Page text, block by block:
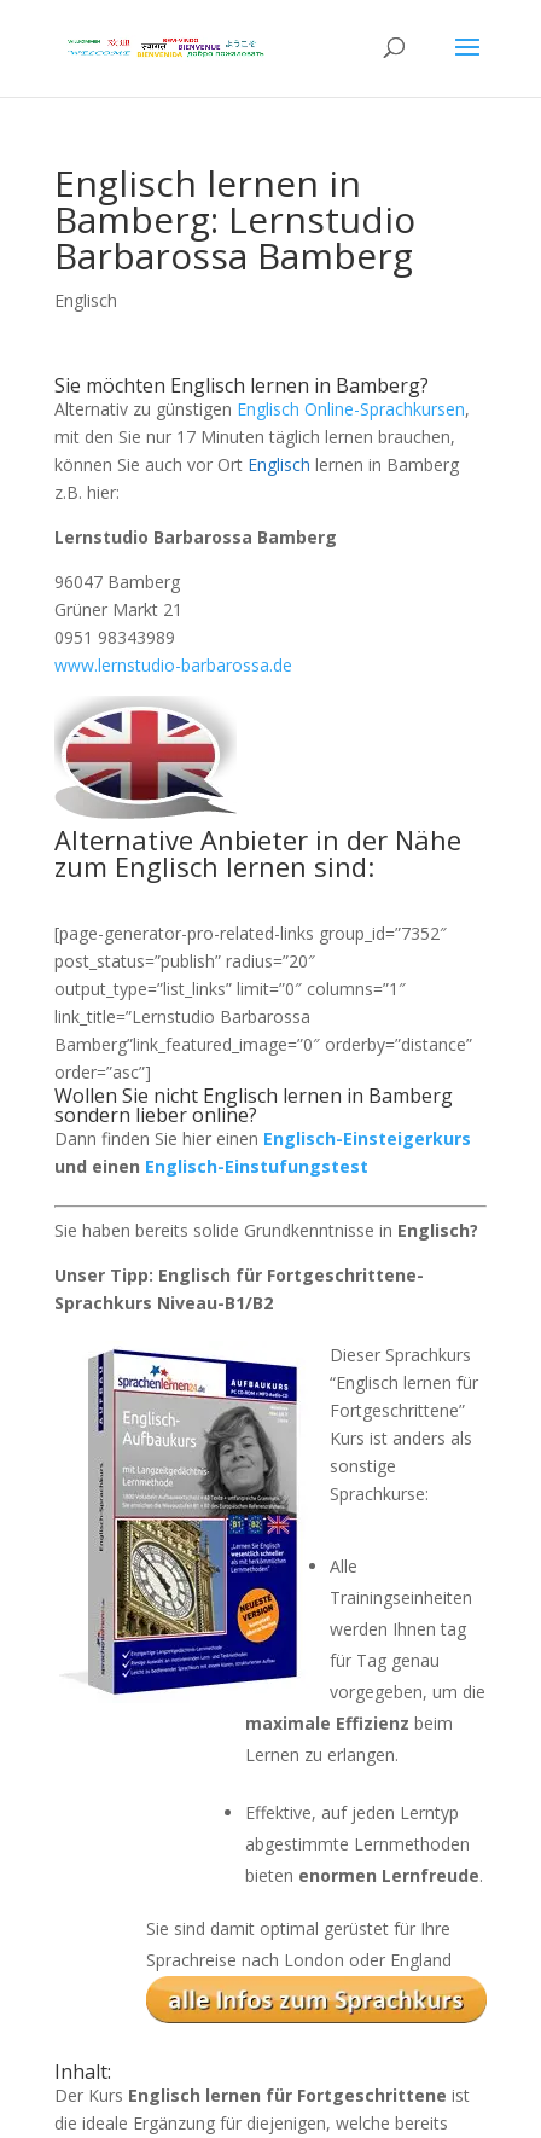
Englisch lernen in
Bamberg: Lernstudio
Barbarossa Bamberg
Englisch
Sie möchten Englisch lernen in Bamberg?
Alternativ zu günstigen Englisch Online-Sprachkursen,
mit den Sie nur 17 Minuten täglich lernen brauchen,
können Sie auch vor Ort Englisch lernen in Bamberg
z.B. hier:
Lernstudio Barbarossa Bamberg
96047 Bamberg
Grüner Markt 21
0951 98343989
www.lernstudio-barbarossa.de
Alternative Anbieter in der Nähe
zum Englisch lernen sind:
[page-generator-pro-related-links group_id=”7352″
post_status=”publish” radius=”20″
output_type=”list_links” limit=”0″ columns=”1″
link_title=”Lernstudio Barbarossa
Bamberg”link_featured_image=”0″ orderby=”distance”
order=”asc”]
Wollen Sie nicht Englisch lernen in Bamberg
sondern lieber online?
Dann finden Sie hier einen Englisch-Einsteigerkurs
und einen Englisch-Einstufungstest
Sie haben bereits solide Grundkenntnisse in Englisch?
Unser Tipp: Englisch für Fortgeschrittene-
Sprachkurs Niveau-B1/B2
Dieser Sprachkurs
“Englisch lernen für
Fortgeschrittene”
Kurs ist anders als
sonstige
Sprachkurse:
Alle
Trainingseinheiten
werden Ihnen tag
für Tag genau
vorgegeben, um die
maximale Effizienz beim
Lernen zu erlangen.
Effektive, auf jeden Lerntyp
abgestimmte Lernmethoden
bieten enormen Lernfreude.
Sie sind damit optimal gerüstet für Ihre
Sprachreise nach London oder England
Inhalt:
Der Kurs Englisch lernen für Fortgeschrittene ist
die ideale Ergänzung für diejenigen, welche bereits